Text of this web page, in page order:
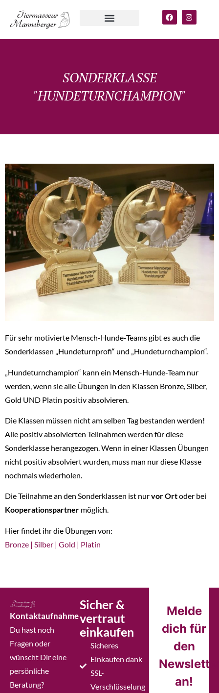
SONDERKLASSE
"HUNDETURNCHAMPION"
Für sehr motivierte Mensch-Hunde-Teams gibt es auch die
Sonderklassen „Hundeturnprofi“ und „Hundeturnchampion“.
„Hundeturnchampion“ kann ein Mensch-Hunde-Team nur
werden, wenn sie alle Übungen in den Klassen Bronze, Silber,
Gold UND Platin positiv absolvieren.
Die Klassen müssen nicht am selben Tag bestanden werden!
Alle positiv absolvierten Teilnahmen werden für diese
Sonderklasse herangezogen. Wenn in einer Klassen Übungen
nicht positiv absolviert wurden, muss man nur diese Klasse
nochmals wiederholen.
Die Teilnahme an den Sonderklassen ist nurvor Ortoder bei
Kooperationspartner möglich.
Hier findet ihr die Übungen von:
Bronze | Silber | Gold | Platin
Kontaktaufnahme
Du hast noch
Fragen oder
wünscht Dir eine
persönliche
Beratung?
Sicher &
vertraut
einkaufen
Sicheres
Einkaufen dank
SSL-
Verschlüsselung
Melde
dich für
den
an!